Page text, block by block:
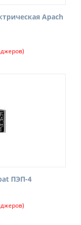
Apach
ПЭП-4